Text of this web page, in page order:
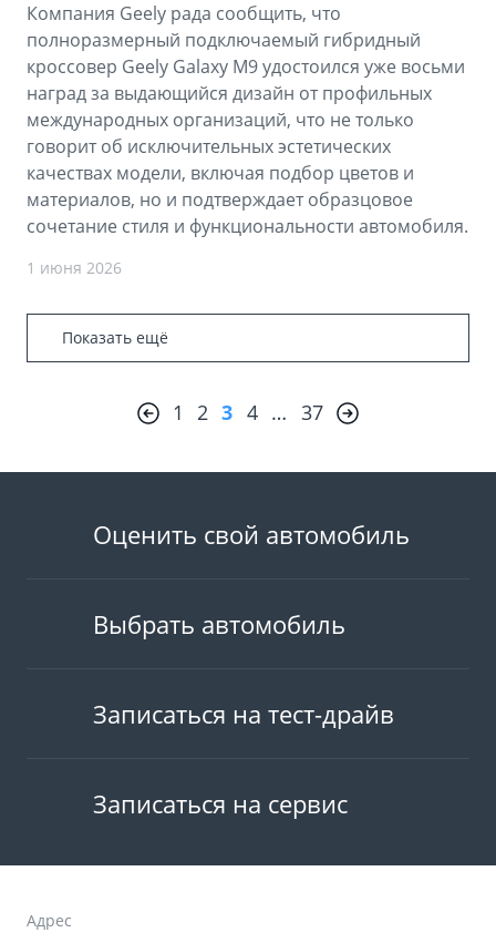
Компания Geely рада сообщить, что
полноразмерный подключаемый гибридный
кроссовер Geely Galaxy M9 удостоился уже восьми
наград за выдающийся дизайн от профильных
международных организаций, что не только
говорит об исключительных эстетических
качествах модели, включая подбор цветов и
материалов, но и подтверждает образцовое
сочетание стиля и функциональности автомобиля.
1 июня 2026
Показать ещё
1 2 3 4 … 37
Оценить свой автомобиль
Выбрать автомобиль
Записаться на тест-драйв
Записаться на сервис
Адрес